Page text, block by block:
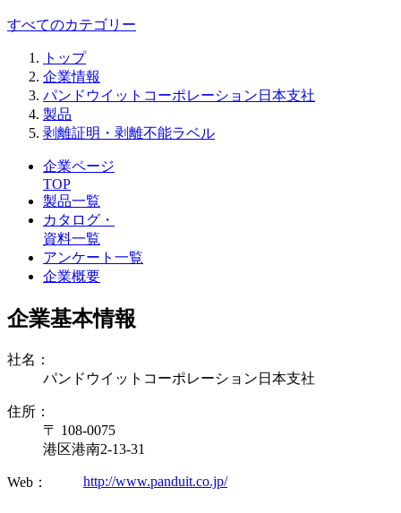
すべてのカテゴリー
トップ
企業情報
パンドウイットコーポレーション日本支社
製品
剥離証明・剥離不能ラベル
企業ページ
TOP
製品一覧
カタログ・
資料一覧
アンケート一覧
企業概要
企業基本情報
社名：
パンドウイットコーポレーション日本支社
住所：
〒 108-0075
港区港南2-13-31
Web： http://www.panduit.co.jp/